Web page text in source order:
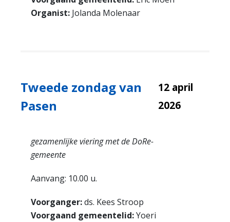
Organist: Jolanda Molenaar
Tweede zondag van
Pasen
12 april
2026
gezamenlijke viering met de DoRe-
gemeente
Aanvang: 10.00 u.
Voorganger:ds. Kees Stroop
Voorgaand gemeentelid:Yoeri